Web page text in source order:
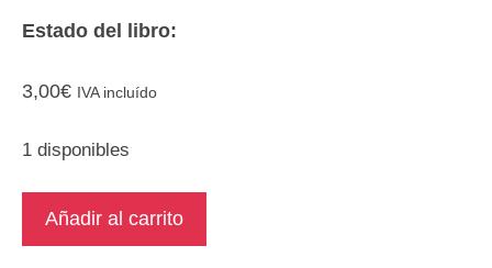
Estado del libro:
3,00€ IVA incluído
1 disponibles
Añadir al carrito